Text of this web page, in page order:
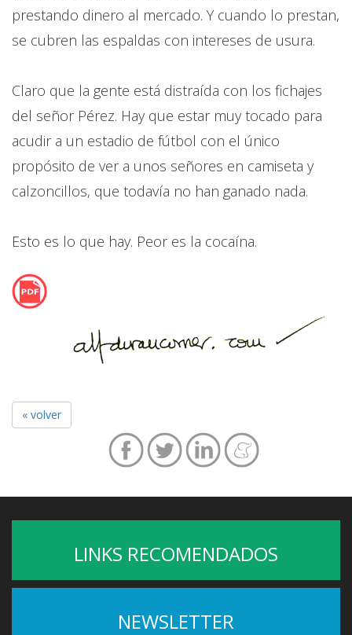
prestando dinero al mercado. Y cuando lo prestan,
se cubren las espaldas con intereses de usura.
Claro que la gente está distraída con los fichajes
del señor Pérez. Hay que estar muy tocado para
acudir a un estadio de fútbol con el único
propósito de ver a unos señores en camiseta y
calzoncillos, que todavía no han ganado nada.
Esto es lo que hay. Peor es la cocaína.
« volver
LINKS RECOMENDADOS
NEWSLETTER